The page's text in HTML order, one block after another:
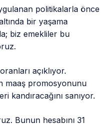
politikalarla önce
bir yaşama
biz emekliler bu
açıklıyor.
maaş promosyonunu
kandıracağını sanıyor.
Bunun hesabını 31